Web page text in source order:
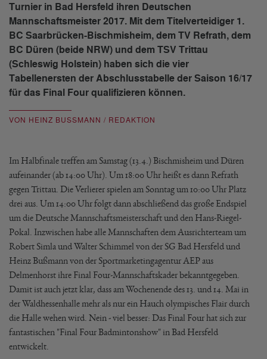
Turnier in Bad Hersfeld ihren Deutschen
Mannschaftsmeister 2017. Mit dem Titelverteidiger 1.
BC Saarbrücken-Bischmisheim, dem TV Refrath, dem
BC Düren (beide NRW) und dem TSV Trittau
(Schleswig Holstein) haben sich die vier
Tabellenersten der Abschlusstabelle der Saison 16/17
für das Final Four qualifizieren können.
VON HEINZ BUSSMANN / REDAKTION
Im Halbfinale treffen am Samstag (13.4.) Bischmisheim und Düren
aufeinander (ab 14:00 Uhr). Um 18:00 Uhr heißt es dann Refrath
gegen Trittau. Die Verlierer spielen am Sonntag um 10:00 Uhr Platz
drei aus. Um 14:00 Uhr folgt dann abschließend das große Endspiel
um die Deutsche Mannschaftsmeisterschaft und den Hans-Riegel-
Pokal. Inzwischen habe alle Mannschaften dem Ausrichterteam um
Robert Simla und Walter Schimmel von der SG Bad Hersfeld und
Heinz Bußmann von der Sportmarketingagentur AEP aus
Delmenhorst ihre Final Four-Mannschaftskader bekanntgegeben.
Damit ist auch jetzt klar, dass am Wochenende des 13. und 14. Mai in
der Waldhessenhalle mehr als nur ein Hauch olympisches Flair durch
die Halle wehen wird. Nein - viel besser: Das Final Four hat sich zur
fantastischen "Final Four Badmintonshow" in Bad Hersfeld
entwickelt.